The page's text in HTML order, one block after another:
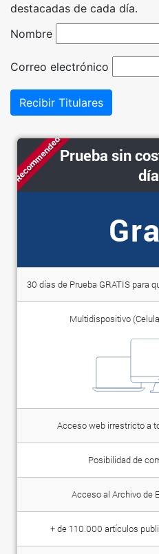
destacadas de cada día.
Nombre
Correo electrónico
Recibir Titulares
RecommendedPrueba sin
30 días de Prueba GRATIS para
Multidispositivo
Acceso web irrestricto a
Posibilidad de
Acceso al Archivo de
+ de 110.000 artículos